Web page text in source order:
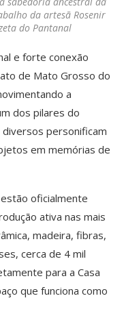
da artesã Rosenir
do Pantanal
e forte conexão
de Mato Grosso do
a
dos pilares do
personificam
em memórias de
oficialmente
ativa nas mais
madeira, fibras,
cerca de 4 mil
para a Casa
que funciona como